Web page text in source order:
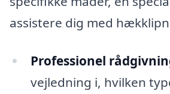
assistere dig med
Professionel
vejledning i, hvilken